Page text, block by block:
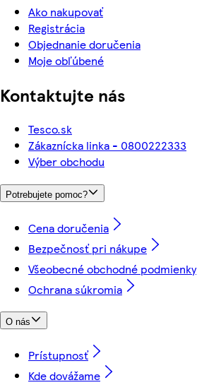
Ako nakupovať
Registrácia
Objednanie doručenia
Moje obľúbené
Kontaktujte nás
Tesco.sk
Zákaznícka linka - 0800222333
Výber obchodu
Potrebujete pomoc?
Cena doručenia
Bezpečnosť pri nákupe
Všeobecné obchodné podmienky
Ochrana súkromia
O nás
Prístupnosť
Kde dovážame